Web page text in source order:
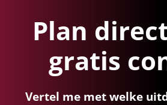
Plan
gratis
Vertel me met welke